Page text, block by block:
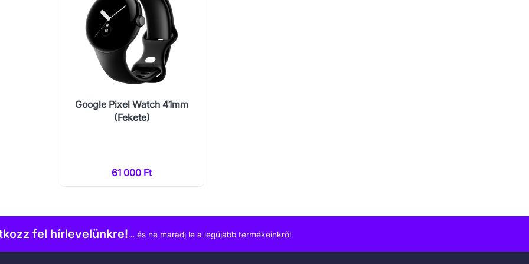
Google Pixel Watch 41mm
(Fekete)
61 000 Ft
fel hírlevelünkre!… és ne maradj le a legújabb termékeinkről